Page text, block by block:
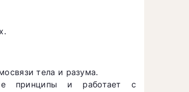
тела и разума.
принципы и работает с